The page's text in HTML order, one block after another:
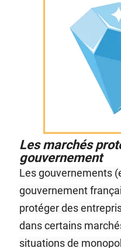
Les marchés
gouvernement
Les gouvernements
gouvernement
protéger des
dans certains
situations de